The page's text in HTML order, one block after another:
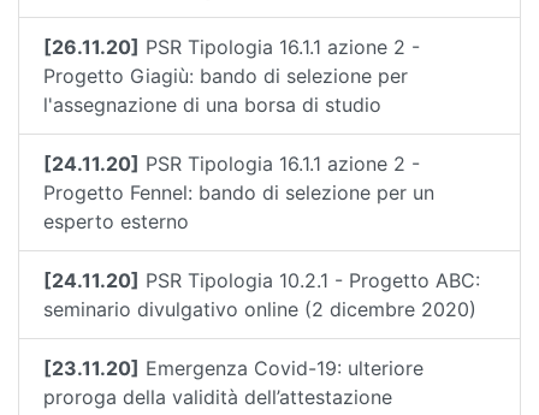
[26.11.20] PSR Tipologia 16.1.1 azione 2 -
Progetto Giagiù: bando di selezione per
l'assegnazione di una borsa di studio
[24.11.20] PSR Tipologia 16.1.1 azione 2 -
Progetto Fennel: bando di selezione per un
esperto esterno
[24.11.20] PSR Tipologia 10.2.1 - Progetto ABC:
seminario divulgativo online (2 dicembre 2020)
[23.11.20] Emergenza Covid-19: ulteriore
proroga della validità dell’attestazione